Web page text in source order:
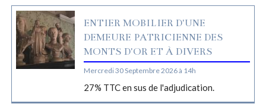
ENTIER MOBILIER D'UNE
DEMEURE PATRICIENNE DES
MONTS D'OR ET À DIVERS
Mercredi 30 Septembre 2026 à 14h
27% TTC en sus de l'adjudication.